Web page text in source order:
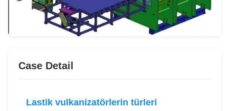
Case Detail
Lastik vulkanizatörlerin türleri